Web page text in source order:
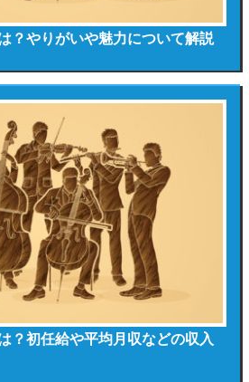
？やりがいや魅力について解説
？初任給や平均月収などの収入